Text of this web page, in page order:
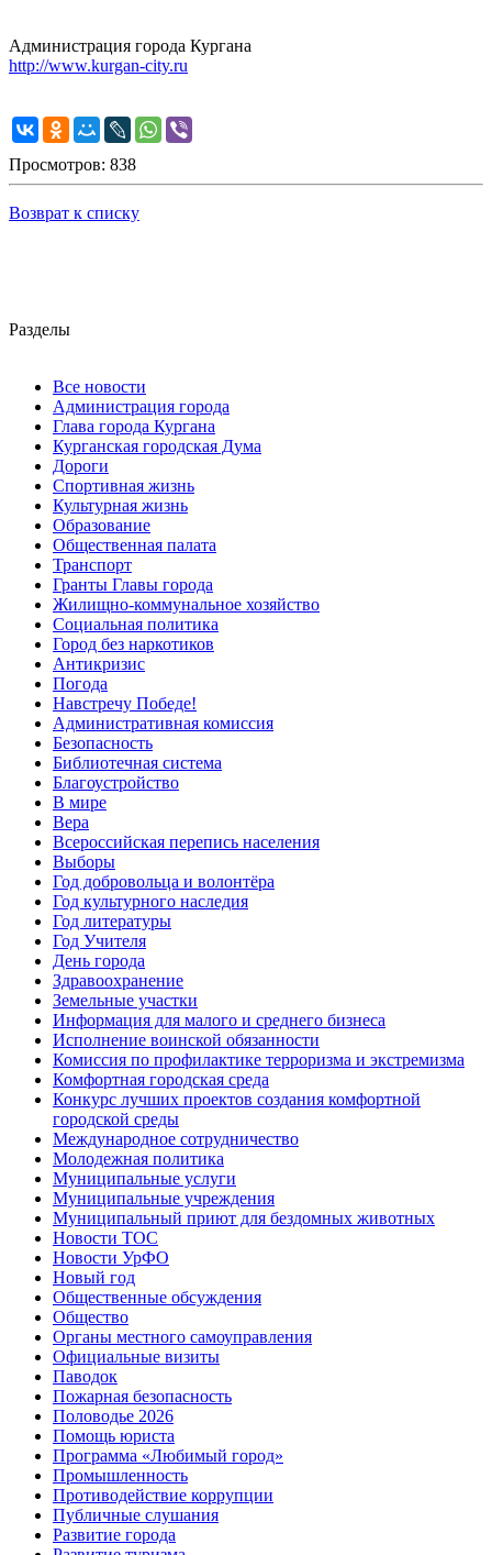
Администрация города Кургана
http://www.kurgan-city.ru
Просмотров: 838
Возврат к списку
Разделы
Все новости
Администрация города
Глава города Кургана
Курганская городская Дума
Дороги
Спортивная жизнь
Культурная жизнь
Образование
Общественная палата
Транспорт
Гранты Главы города
Жилищно-коммунальное хозяйство
Социальная политика
Город без наркотиков
Антикризис
Погода
Навстречу Победе!
Административная комиссия
Безопасность
Библиотечная система
Благоустройство
В мире
Вера
Всероссийская перепись населения
Выборы
Год добровольца и волонтёра
Год культурного наследия
Год литературы
Год Учителя
День города
Здравоохранение
Земельные участки
Информация для малого и среднего бизнеса
Исполнение воинской обязанности
Комиссия по профилактике терроризма и экстремизма
Комфортная городская среда
Конкурс лучших проектов создания комфортной
городской среды
Международное сотрудничество
Молодежная политика
Муниципальные услуги
Муниципальные учреждения
Муниципальный приют для бездомных животных
Новости ТОС
Новости УрФО
Новый год
Общественные обсуждения
Общество
Органы местного самоуправления
Официальные визиты
Паводок
Пожарная безопасность
Половодье 2026
Помощь юриста
Программа «Любимый город»
Промышленность
Противодействие коррупции
Публичные слушания
Развитие города